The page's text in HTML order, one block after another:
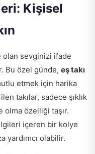
Kişisel
olan sevginizi ifade
Bu özel günde, eş takı
etmek için harika
takılar, sadece şıklık
olma özelliği taşır.
içeren bir kolye
yardımcı olabilir.